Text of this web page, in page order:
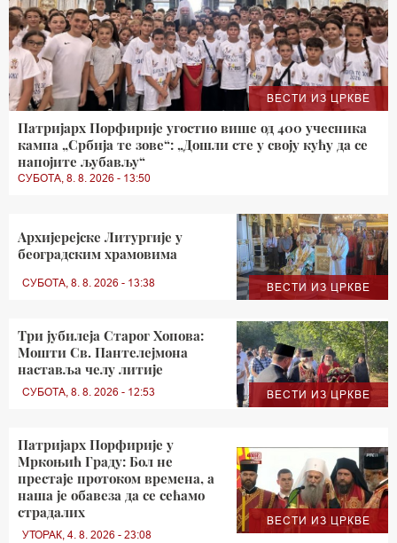
ВЕСТИ ИЗ ЦРКВЕ
Патријарх Порфирије угостио више од 400 учесника
кампа „Србија те зове“: „Дошли сте у своју кућу да се
напојите љубављу“
СУБОТА, 8. 8. 2026 - 13:50
ВЕСТИ ИЗ ЦРКВЕ
Архијерејске Литургије у
београдским храмовима
СУБОТА, 8. 8. 2026 - 13:38
ВЕСТИ ИЗ ЦРКВЕ
Три јубилеја Старог Хопова:
Мошти Св. Пантелејмона
наставља челу литије
СУБОТА, 8. 8. 2026 - 12:53
ВЕСТИ ИЗ ЦРКВЕ
Патријарх Порфирије у
Мркоњић Граду: Бол не
престаје протоком времена, а
наша је обавеза да се сећамо
страдалих
УТОРАК, 4. 8. 2026 - 23:08